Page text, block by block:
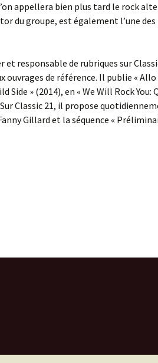
appellera bien plus tard le rock
du groupe, est également l’une des
responsable de rubriques sur
ouvrages de référence. Il publie « Allo
Side » (2014), en « We Will Rock You:
Sur Classic 21, il propose
Gillard et la séquence «